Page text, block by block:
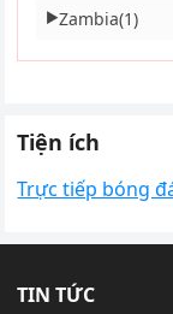
▶Zambia(1)
Tiện ích
Trực tiếp bóng
TIN TỨC